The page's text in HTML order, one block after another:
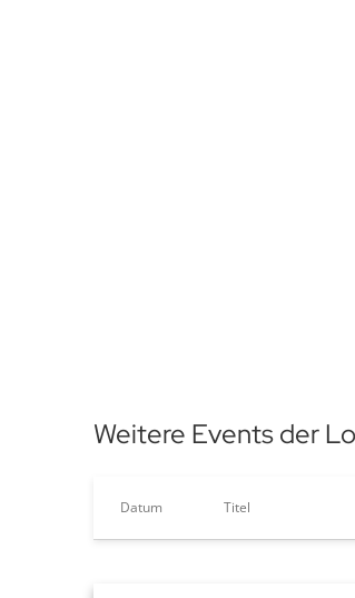
Weitere Events der
Datum Titel